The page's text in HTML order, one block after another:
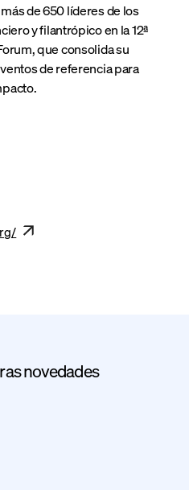
de 650 líderes de los
y filantrópico en la 12ª
que consolida su
de referencia para
novedades